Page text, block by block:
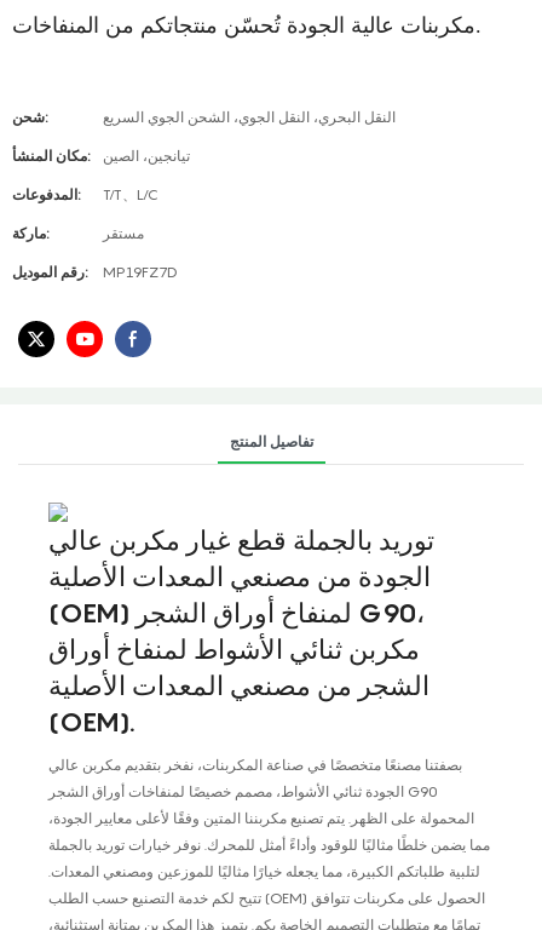
مكربنات عالية الجودة تُحسّن منتجاتكم من المنفاخات.
شحن: النقل البحري، النقل الجوي، الشحن الجوي السريع
مكان المنشأ: تيانجين، الصين
المدفوعات: T/T、L/C
ماركة: مستقر
رقم الموديل: MP19FZ7D
تفاصيل المنتج
توريد بالجملة قطع غيار مكربن ​​عالي
الجودة من مصنعي المعدات الأصلية
(OEM) لمنفاخ أوراق الشجر G90،
مكربن ​​ثنائي الأشواط لمنفاخ أوراق
الشجر من مصنعي المعدات الأصلية
(OEM).
بصفتنا مصنعًا متخصصًا في صناعة المكربنات، نفخر بتقديم مكربن ​​عالي
الجودة ثنائي الأشواط، مصمم خصيصًا لمنفاخات أوراق الشجر G90
المحمولة على الظهر. يتم تصنيع مكربننا المتين وفقًا لأعلى معايير الجودة،
مما يضمن خلطًا مثاليًا للوقود وأداءً أمثل للمحرك. نوفر خيارات توريد بالجملة
لتلبية طلباتكم الكبيرة، مما يجعله خيارًا مثاليًا للموزعين ومصنعي المعدات.
تتيح لكم خدمة التصنيع حسب الطلب (OEM) الحصول على مكربنات تتوافق
تمامًا مع متطلبات التصميم الخاصة بكم. يتميز هذا المكربن ​​بمتانة استثنائية،